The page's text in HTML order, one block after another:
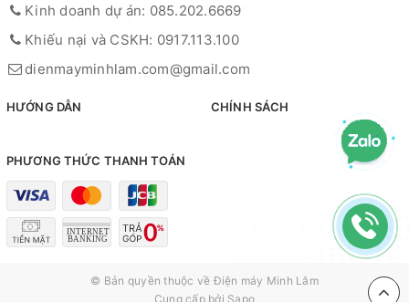
Kinh doanh dự án: 085.202.6669
Khiếu nại và CSKH: 0917.113.100
dienmayminhlam.com@gmail.com
HƯỚNG DẪN CHÍNH SÁCH
PHƯƠNG THỨC THANH TOÁN
© Bản quyền thuộc về Điện máy Minh Lâm
Cung cấp bởi Sapo